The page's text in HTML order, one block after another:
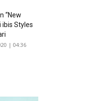
“New
ibis Styles
| 04:36